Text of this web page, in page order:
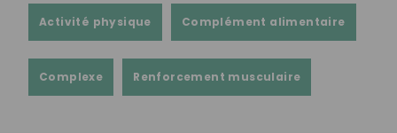
Activité physique Complément alimentaire
Complexe Renforcement musculaire